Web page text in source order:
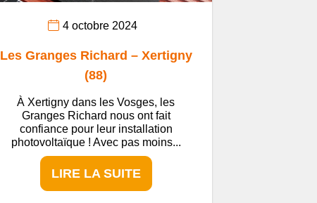
4 octobre 2024
Les Granges Richard – Xertigny
(88)
À Xertigny dans les Vosges, les
Granges Richard nous ont fait
confiance pour leur installation
photovoltaïque ! Avec pas moins...
LIRE LA SUITE